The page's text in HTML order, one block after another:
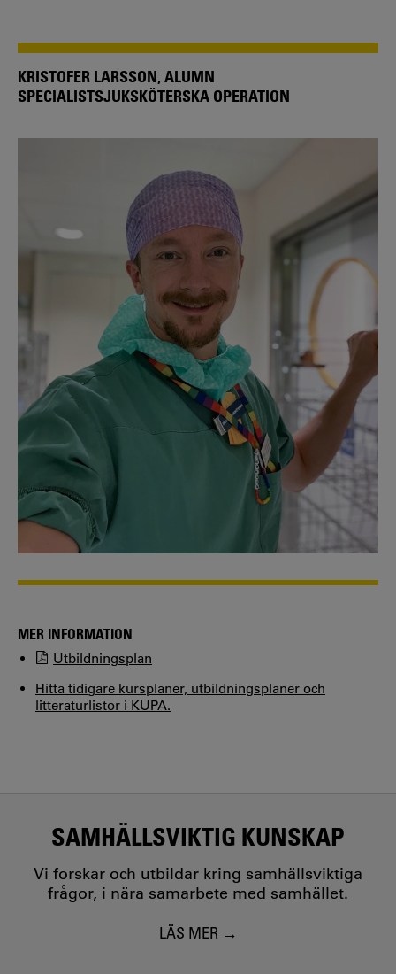
KRISTOFER LARSSON, ALUMN
SPECIALISTSJUKSKÖTERSKA OPERATION
MER INFORMATION
Utbildningsplan
Hitta tidigare kursplaner, utbildningsplaner och
litteraturlistor i KUPA.
SAMHÄLLSVIKTIG KUNSKAP
Vi forskar och utbildar kring samhällsviktiga
frågor, i nära samarbete med samhället.
LÄS MER